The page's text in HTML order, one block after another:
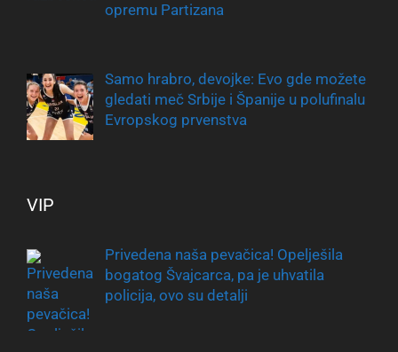
opremu Partizana
Samo hrabro, devojke: Evo gde možete
gledati meč Srbije i Španije u polufinalu
Evropskog prvenstva
VIP
Privedena naša pevačica! Opelješila
bogatog Švajcarca, pa je uhvatila
policija, ovo su detalji